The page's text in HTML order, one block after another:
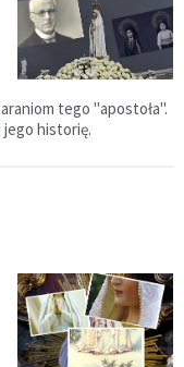
tego "apostoła".
jego historię.